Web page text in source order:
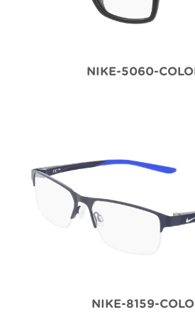
NIKE-5060-
NIKE-8159-